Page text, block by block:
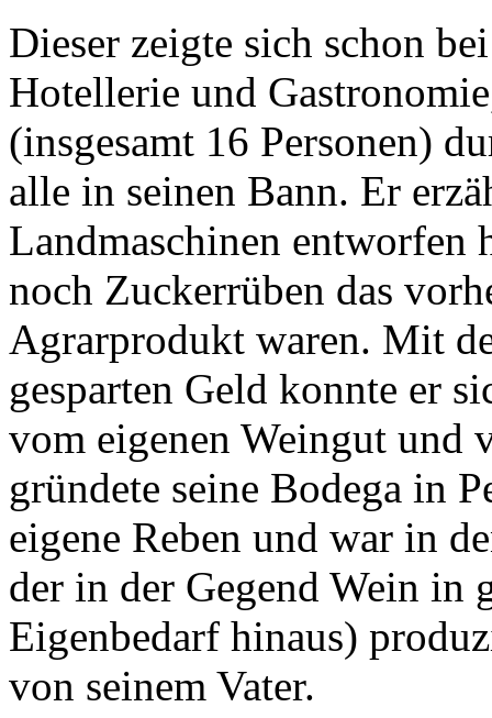
Dieser zeigte sich schon
Hotellerie und
(insgesamt 16 Personen)
alle in seinen Bann. Er
Landmaschinen entworfen
noch Zuckerrüben das
Agrarprodukt waren. Mit
gesparten Geld konnte er
vom eigenen Weingut und
gründete seine Bodega in
eigene Reben und war in
der in der Gegend Wein in
Eigenbedarf hinaus)
von seinem Vater.